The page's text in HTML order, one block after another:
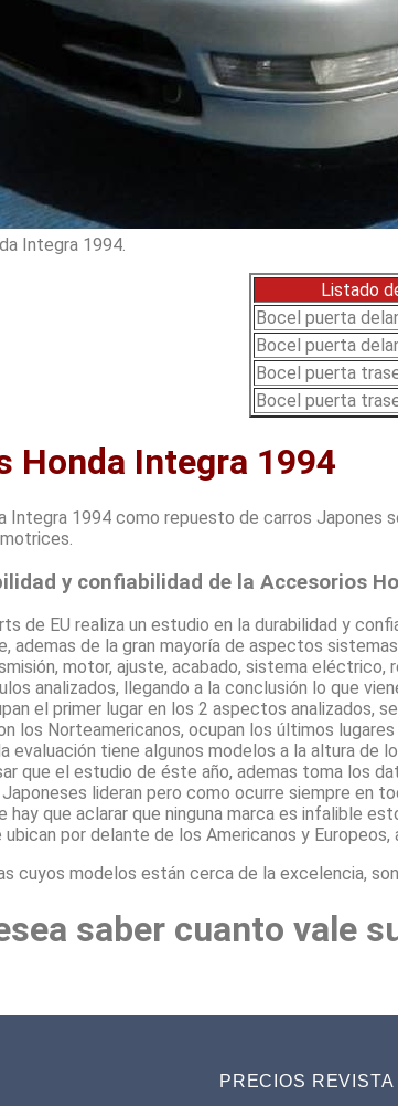
Integra 1994.
Listado
Bocel puerta
Bocel puerta
Bocel puerta
Bocel puerta
Honda Integra 1994
Integra 1994 como repuesto de carros Japones
y confiabilidad de la Accesorios
de EU realiza un estudio en la durabilidad y
ademas de la gran mayoría de aspectos
motor, ajuste, acabado, sistema
analizados, llegando a la conclusión lo que
el primer lugar en los 2 aspectos analizados,
los Norteamericanos, ocupan los últimos
evaluación tiene algunos modelos a la altura de
que el estudio de éste año, ademas toma los
lideran pero como ocurre siempre en
hay que aclarar que ninguna marca es infalible
ubican por delante de los Americanos y
cuyos modelos están cerca de la excelencia,
saber cuanto vale
PRECIOS REVISTA